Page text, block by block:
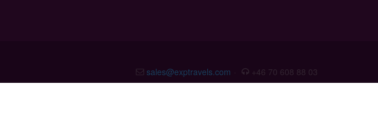
sales@exptravels.com +46 70 608 88 03